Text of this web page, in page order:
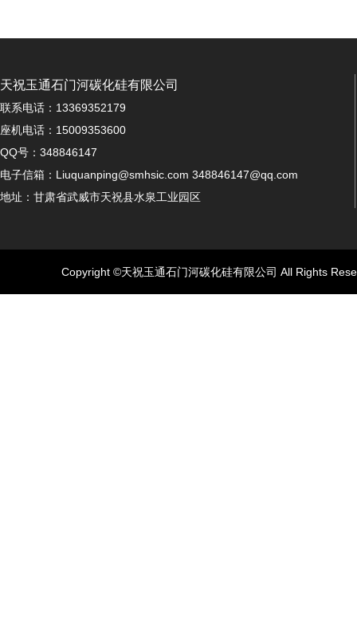
天祝玉通石门河碳化硅有限公司
联系电话：13369352179
座机电话：15009353600
QQ号：348846147
电子信箱：Liuquanping@smhsic.com 348846147@qq.com
地址：甘肃省武威市天祝县水泉工业园区
Copyright ©天祝玉通石门河碳化硅有限公司 All Rights